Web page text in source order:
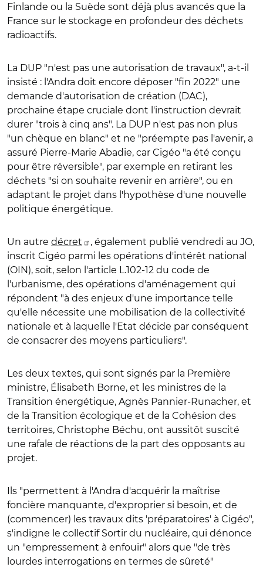
Finlande ou la Suède sont déjà plus avancés que la
France sur le stockage en profondeur des déchets
radioactifs.
La DUP "n'est pas une autorisation de travaux", a-t-il
insisté : l'Andra doit encore déposer "fin 2022" une
demande d'autorisation de création (DAC),
prochaine étape cruciale dont l'instruction devrait
durer "trois à cinq ans". La DUP n'est pas non plus
"un chèque en blanc" et ne "préempte pas l'avenir, a
assuré Pierre-Marie Abadie, car Cigéo "a été conçu
pour être réversible", par exemple en retirant les
déchets "si on souhaite revenir en arrière", ou en
adaptant le projet dans l'hypothèse d'une nouvelle
politique énergétique.
Un autre décret
, également publié vendredi au JO,
inscrit Cigéo parmi les opérations d'intérêt national
(OIN), soit, selon l'article L.102-12 du code de
l'urbanisme, des opérations d'aménagement qui
répondent "à des enjeux d'une importance telle
qu'elle nécessite une mobilisation de la collectivité
nationale et à laquelle l'Etat décide par conséquent
de consacrer des moyens particuliers".
Les deux textes, qui sont signés par la Première
ministre, Élisabeth Borne, et les ministres de la
Transition énergétique, Agnès Pannier-Runacher, et
de la Transition écologique et de la Cohésion des
territoires, Christophe Béchu, ont aussitôt suscité
une rafale de réactions de la part des opposants au
projet.
Ils "permettent à l'Andra d'acquérir la maîtrise
foncière manquante, d'exproprier si besoin, et de
(commencer) les travaux dits 'préparatoires' à Cigéo",
s'indigne le collectif Sortir du nucléaire, qui dénonce
un "empressement à enfouir" alors que "de très
lourdes interrogations en termes de sûreté"